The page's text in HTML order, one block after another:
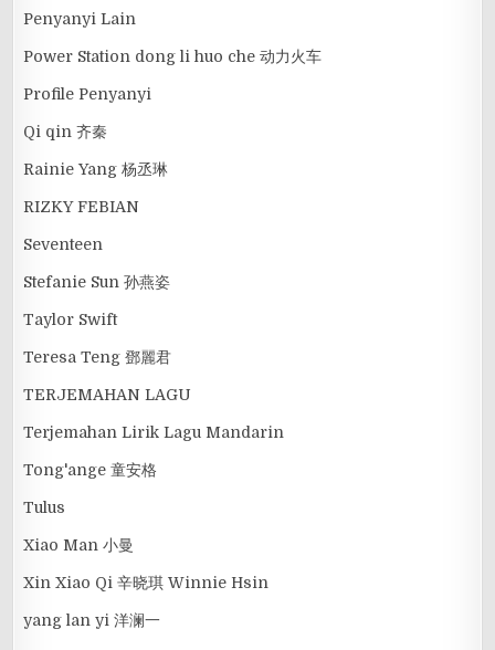
Penyanyi Lain
Power Station dong li huo che 动力火车
Profile Penyanyi
Qi qin 齐秦
Rainie Yang 杨丞琳
RIZKY FEBIAN
Seventeen
Stefanie Sun 孙燕姿
Taylor Swift
Teresa Teng 鄧麗君
TERJEMAHAN LAGU
Terjemahan Lirik Lagu Mandarin
Tong'ange 童安格
Tulus
Xiao Man 小曼
Xin Xiao Qi 辛晓琪 Winnie Hsin
yang lan yi 洋澜一